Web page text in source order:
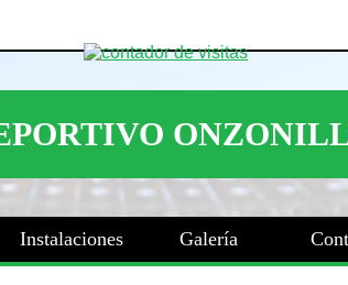
Instalaciones Galería